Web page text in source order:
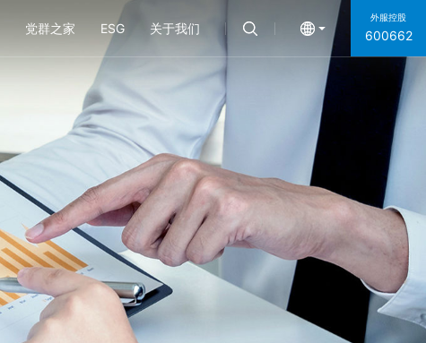
党群之家 ESG 关于我们
外服控股
600662